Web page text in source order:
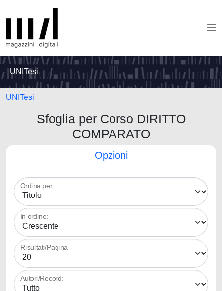
UNITesi
UNITesi
Sfoglia per Corso DIRITTO
COMPARATO
Opzioni
Ordina per:
In ordine:
Risultati/Pagina
Autori/Record: